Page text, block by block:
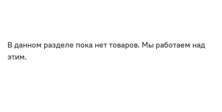
В данном разделе пока нет товаров. Мы работаем над
этим.